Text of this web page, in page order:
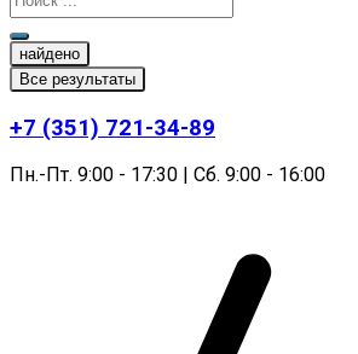
найдено
Все результаты
+7 (351) 721-34-89
Пн.-Пт. 9:00 - 17:30 | Сб. 9:00 - 16:00